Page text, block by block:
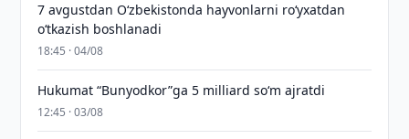
7 avgustdan O‘zbekistonda hayvonlarni ro‘yxatdan
o‘tkazish boshlanadi
18:45 · 04/08
Hukumat “Bunyodkor”ga 5 milliard so‘m ajratdi
12:45 · 03/08